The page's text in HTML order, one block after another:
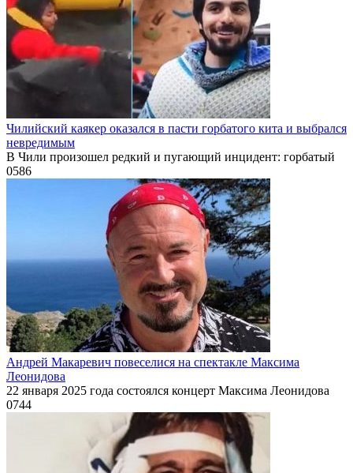
Чилийский каякер оказался в пасти горбатого кита и выбрался
невредимым
В Чили произошел редкий и пугающий инцидент: горбатый
0586
Андрей Макаревич повеселися на спектакле Максима
Леонидова
22 января 2025 года состоялся концерт Максима Леонидова
0744